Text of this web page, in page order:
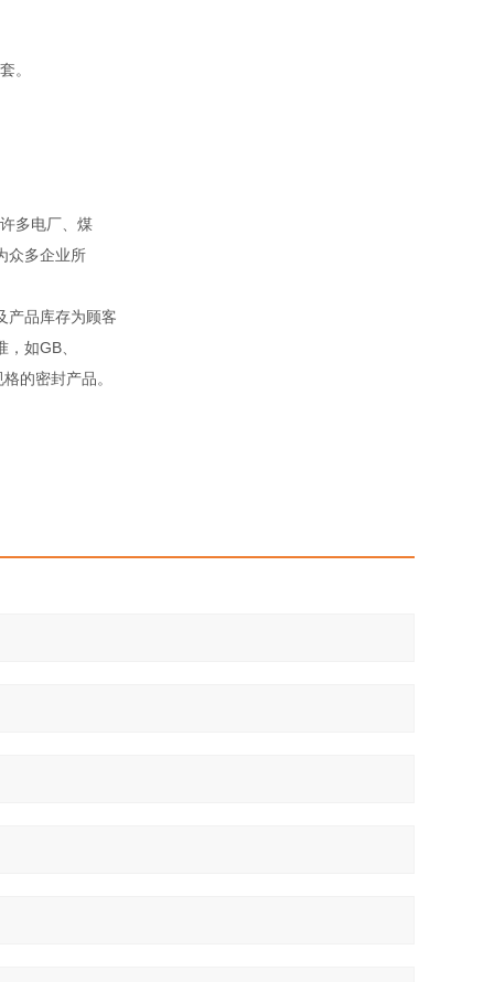
。
多电厂、煤
众多企业所
品库存为顾客
如GB、
的密封产品。